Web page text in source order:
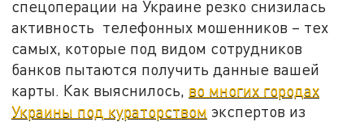
спецоперации на Украине резко снизилась
активность телефонных мошенников – тех
самых, которые под видом сотрудников
банков пытаются получить данные вашей
карты. Как выяснилось, во многих городах
Украины под кураторством экспертов из